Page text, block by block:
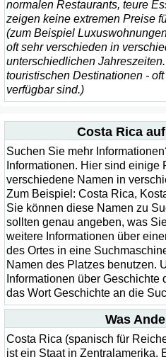
normalen Restaurants, teure
zeigen keine extremen Preise
(zum Beispiel
oft sehr verschieden in
unterschiedlichen
touristischen Destinationen -
verfügbar sind.)
Costa Rica
Suchen Sie mehr
Informationen. Hier sind einige
verschiedene Namen in
Zum Beispiel: Costa Rica,
Sie können diese Namen zu
sollten genau angeben, was
weitere Informationen über
des Ortes in eine
Namen des Platzes benutzen.
Informationen über
das Wort Geschichte an die
Was
Costa Rica (spanisch für
ist ein Staat in Zentralamerika.